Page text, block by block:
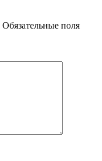
Обязательные поля